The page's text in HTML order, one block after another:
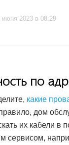
июня 2023 в 08:29
по
какие
дом
их кабели в
сервисом,